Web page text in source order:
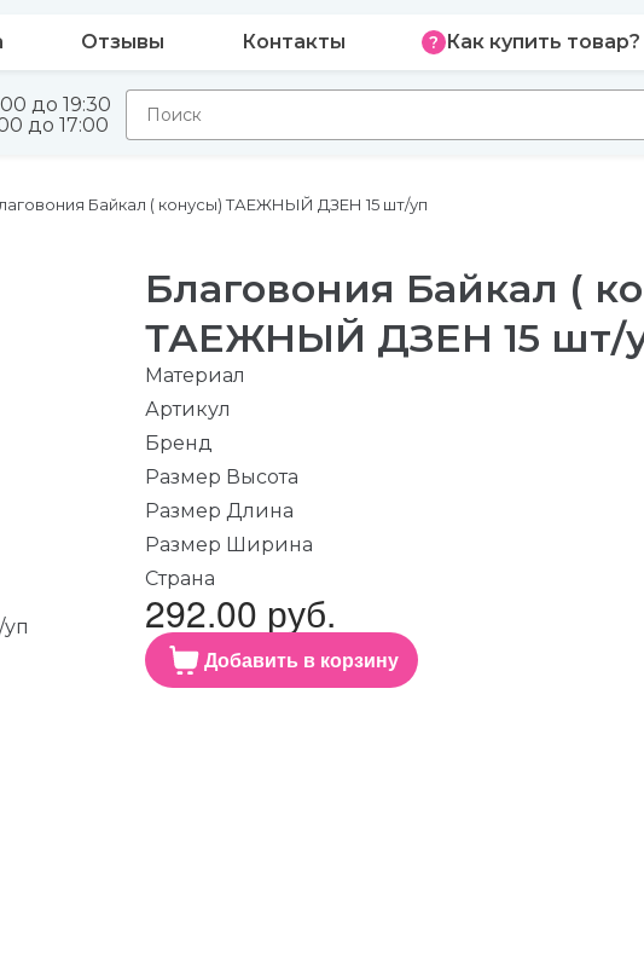
Отзывы Контакты Как купить товар?
до 19:30
до 17:00
Байкал ( конусы) ТАЕЖНЫЙ ДЗЕН 15 шт/уп
Благовония Байкал (
ТАЕЖНЫЙ ДЗЕН 15 шт/
Материал
Артикул
Бренд
Размер Высота
Размер Длина
Размер Ширина
Страна
292.00 руб.
Добавить в корзину